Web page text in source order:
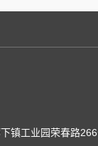
镇工业园荣春路266